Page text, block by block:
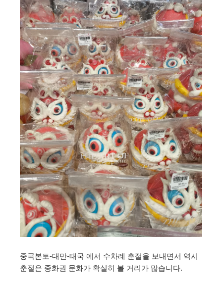
중국본토-대만-태국 에서 수차례 춘절을 보내면서 역시
춘절은 중화권 문화가 확실히 볼 거리가 많습니다.